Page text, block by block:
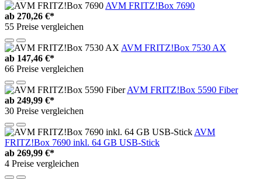
AVM FRITZ!Box 7690
ab 270,26 €*
55 Preise vergleichen
AVM FRITZ!Box 7530 AX
ab 147,46 €*
66 Preise vergleichen
AVM FRITZ!Box 5590 Fiber
ab 249,99 €*
30 Preise vergleichen
AVM
FRITZ!Box 7690 inkl. 64 GB USB-Stick
ab 269,99 €*
4 Preise vergleichen